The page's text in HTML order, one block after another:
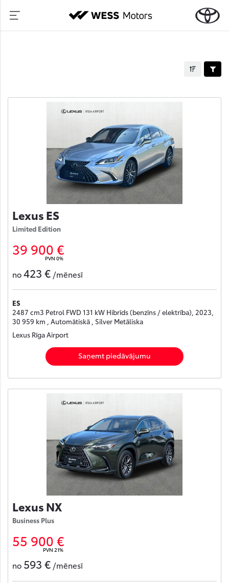
Lexus ES
Limited Edition
39 900 €
PVN 0%
no423 € /mēnesī
ES
2487 cm3 Petrol FWD 131 kW Hibrīds (benzīns / elektrība), 2023,
30 959 km , Automātiskā , Silver Metāliska
Lexus Rīga Airport
Saņemt piedāvājumu
Lexus NX
Business Plus
55 900 €
PVN 21%
no 593 € /mēnesī